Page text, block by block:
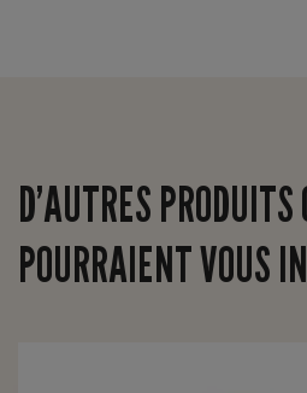
D’AUTRES PRODUITS
POURRAIENT VOUS